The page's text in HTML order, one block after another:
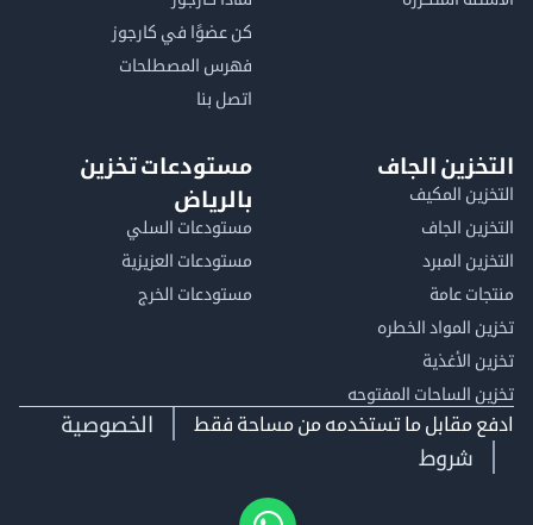
كن عضوًا في كارجوز
فهرس المصطلحات
اتصل بنا
التخزين الجاف
التخزين المكيف
التخزين الجاف
التخزين المبرد
منتجات عامة
تخزين المواد الخطره
تخزين الأغذية
تخزين الساحات المفتوحه
مستودعات تخزين
بالرياض
مستودعات السلي
مستودعات العزيزية
مستودعات الخرج
ادفع مقابل ما تستخدمه من مساحة فقط
الخصوصية
شروط